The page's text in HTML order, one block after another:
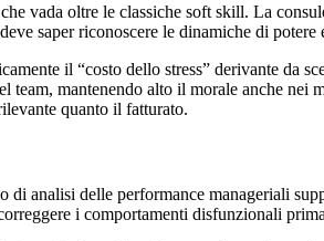
vada oltre le classiche soft skill. La
saper riconoscere le dinamiche di
il “costo dello stress” derivante da
team, mantenendo alto il morale anche nei
quanto il fatturato.
analisi delle performance manageriali
i comportamenti disfunzionali